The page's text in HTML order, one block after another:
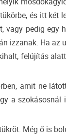
és itt két
pedig egy
izzanak. Ha az
felújítás
amit ne
a szokásosnál
Még ő is